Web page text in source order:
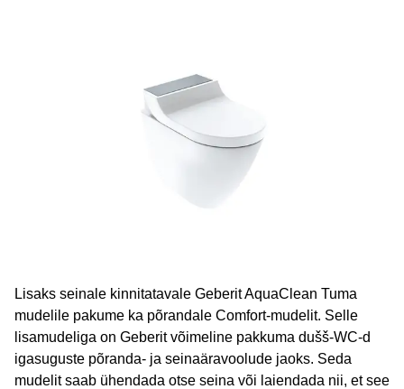
Lisaks seinale kinnitatavale Geberit AquaClean Tuma
mudelile pakume ka põrandale Comfort-mudelit. Selle
lisamudeliga on Geberit võimeline pakkuma dušš-WC-d
igasuguste põranda- ja seinaäravoolude jaoks. Seda
mudelit saab ühendada otse seina või laiendada nii, et see